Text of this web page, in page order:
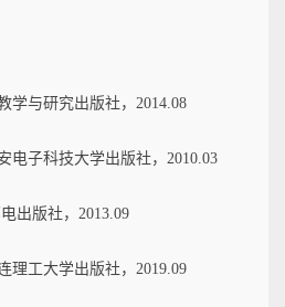
学与研究出版社，2014.08
电子科技大学出版社，2010.03
出版社，2013.09
理工大学出版社，2019.09